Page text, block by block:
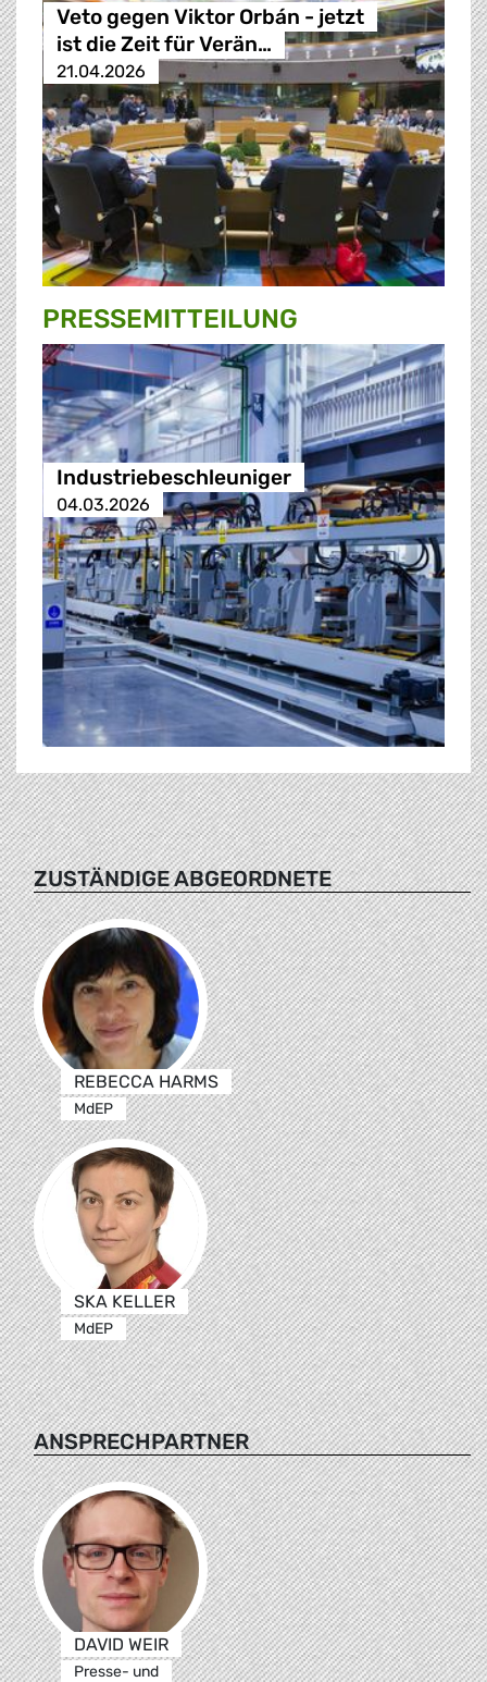
Veto gegen Viktor Orbán - jetzt
ist die Zeit für Verän…
21.04.2026
PRESSE­MITTEILUNG
Industriebeschleuniger
04.03.2026
ZUSTÄNDIGE ABGEORDNETE
REBECCA HARMS
MdEP
SKA KELLER
MdEP
ANSPRECHPARTNER
DAVID WEIR
Presse- und